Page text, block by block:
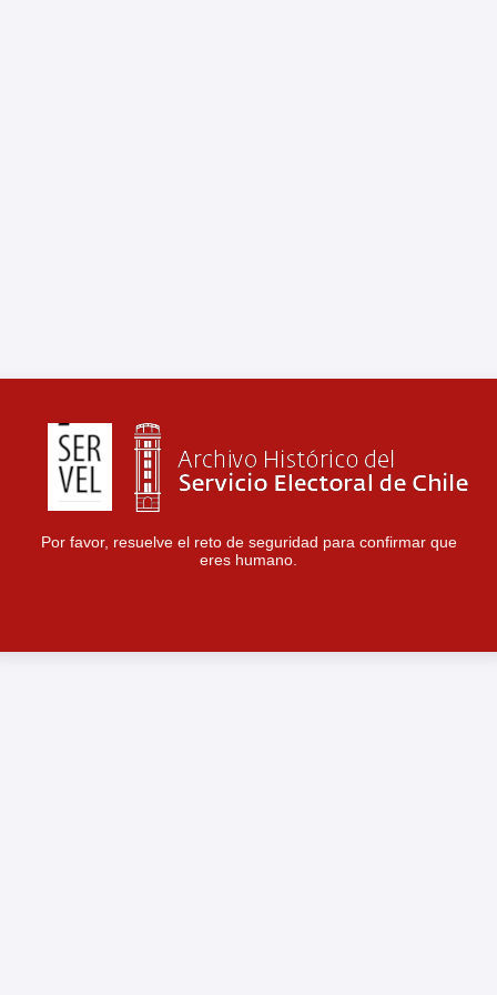
Por favor, resuelve el reto de seguridad para confirmar que
eres humano.